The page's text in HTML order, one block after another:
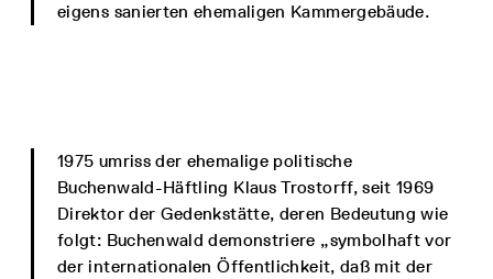
eigens sanierten ehemaligen Kammergebäude.
1975 umriss der ehemalige politische
Buchenwald-Häftling Klaus Trostorff, seit 1969
Direktor der Gedenkstätte, deren Bedeutung wie
folgt: Buchenwald demonstriere „symbolhaft vor
der internationalen Öffentlichkeit, daß mit der